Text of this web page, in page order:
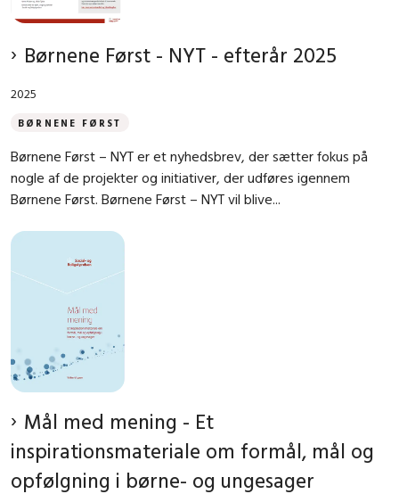
Børnene Først - NYT - efterår 2025
2025
BØRNENE FØRST
Børnene Først – NYT er et nyhedsbrev, der sætter fokus på
nogle af de projekter og initiativer, der udføres igennem
Børnene Først. Børnene Først – NYT vil blive...
Mål med mening - Et
inspirationsmateriale om formål, mål og
opfølgning i børne- og ungesager